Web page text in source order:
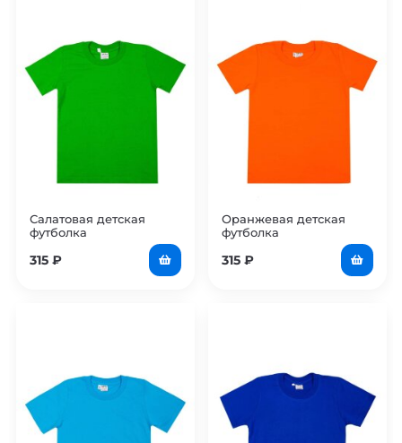
Салатовая детская
футболка
315 ₽
Оранжевая детская
футболка
315 ₽